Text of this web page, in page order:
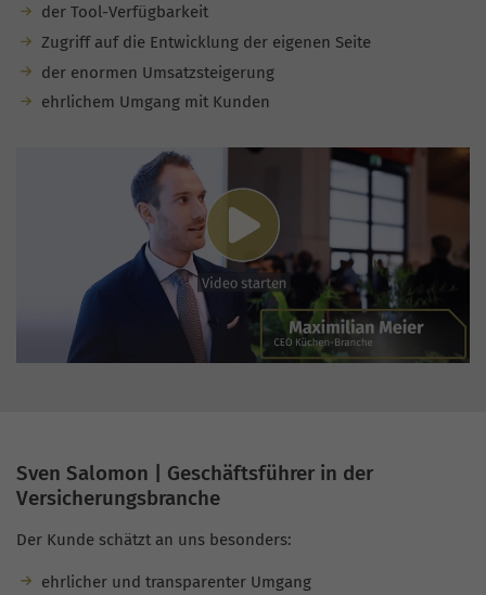
der Tool-Verfügbarkeit
Zugriff auf die Entwicklung der eigenen Seite
der enormen Umsatzsteigerung
ehrlichem Umgang mit Kunden
Sven Salomon | Geschäftsführer in der
Versicherungsbranche
Der Kunde schätzt an uns besonders:
ehrlicher und transparenter Umgang